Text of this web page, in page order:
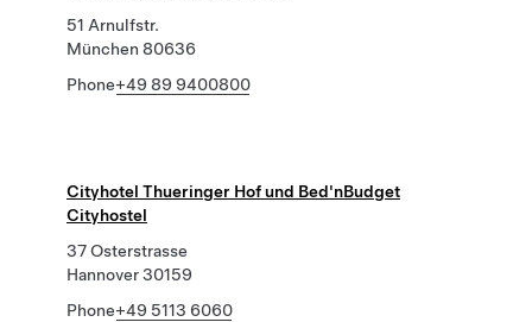
51 Arnulfstr.
München 80636
Phone+49 89 9400800
Cityhotel Thueringer Hof und Bed'nBudget
Cityhostel
37 Osterstrasse
Hannover 30159
Phone+49 5113 6060